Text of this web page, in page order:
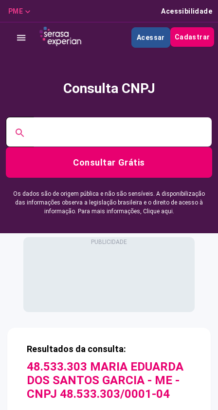
PME Acessibilidade
Acessar Cadastrar
Consulta CNPJ
Consultar Grátis
Os dados são de origem pública e não são sensíveis. A disponibilização
das informações observa a legislação brasileira e o direito de acesso à
informação. Para mais informações, Clique aqui.
Resultados da consulta:
48.533.303 MARIA EDUARDA
DOS SANTOS GARCIA - ME -
CNPJ 48.533.303/0001-04